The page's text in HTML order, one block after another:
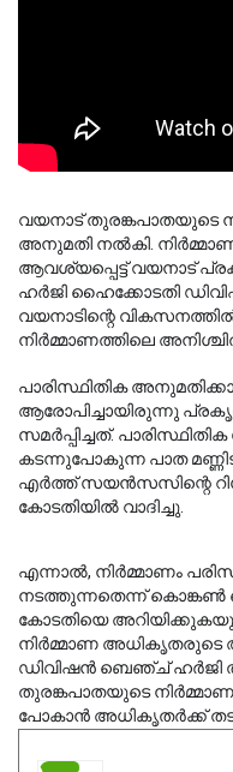
വയനാട് തുരങ്കപാതയുടെ
അനുമതി നൽകി.
ആവശ്യപ്പെട്ട് വയനാട്
ഹർജി ഹൈക്കോടതി
വയനാടിന്റെ
നിർമ്മാണത്തിലെ
പാരിസ്ഥിതിക
ആരോപിച്ചായിരുന്നു
സമർപ്പിച്ചത്.
കടന്നുപോകുന്ന പാത
എർത്ത് സയൻസസിന്റെ
കോടതിയിൽ വാദിച്ചു.
എന്നാൽ, നിർമ്മാണം
നടത്തുന്നതെന്ന് കൊങ്കൺ
കോടതിയെ
നിർമ്മാണ അധികൃതരുടെ
ഡിവിഷൻ ബെഞ്ച് ഹർജി
തുരങ്കപാതയുടെ
പോകാൻ അധികൃതർക്ക്